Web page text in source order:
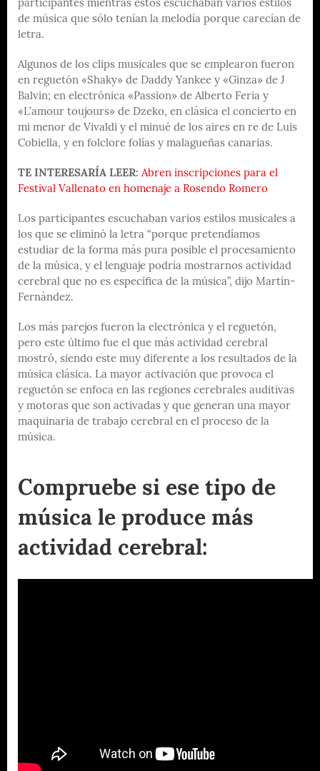
participantes mientras éstos escuchaban varios estilos
de música que sólo tenían la melodía porque carecían de
letra.
Algunos de los clips musicales que se emplearon fueron
en reguetón «Shaky» de Daddy Yankee y «Ginza» de J
Balvin; en electrónica «Passion» de Alberto Feria y
«L’amour toujours» de Dzeko, en clásica el concierto en
mi menor de Vivaldi y el minué de los aires en re de Luis
Cobiella, y en folclore folías y malagueñas canarias.
TE INTERESARÍA LEER: Abren inscripciones para el
Festival Vallenato en homenaje a Rosendo Romero
Los participantes escuchaban varios estilos musicales a
los que se eliminó la letra “porque pretendíamos
estudiar de la forma más pura posible el procesamiento
de la música, y el lenguaje podría mostrarnos actividad
cerebral que no es específica de la música”, dijo Martín-
Fernández.
Los más parejos fueron la electrónica y el reguetón,
pero este último fue el que más actividad cerebral
mostró, siendo este muy diferente a los resultados de la
música clásica. La mayor activación que provoca el
reguetón se enfoca en las regiones cerebrales auditivas
y motoras que son activadas y que generan una mayor
maquinaria de trabajo cerebral en el proceso de la
música.
Compruebe si ese tipo de
música le produce más
actividad cerebral: